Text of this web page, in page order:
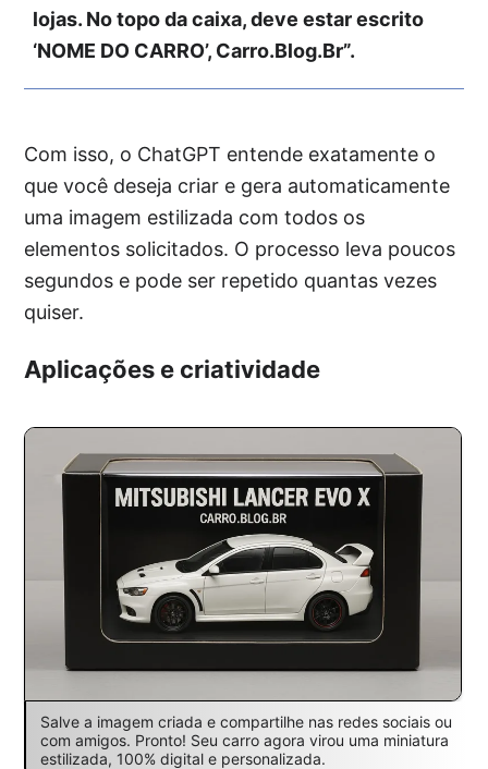
lojas. No topo da caixa, deve estar escrito
‘NOME DO CARRO’, Carro.Blog.Br”.
Com isso, o ChatGPT entende exatamente o
que você deseja criar e gera automaticamente
uma imagem estilizada com todos os
elementos solicitados. O processo leva poucos
segundos e pode ser repetido quantas vezes
quiser.
Aplicações e criatividade
Salve a imagem criada e compartilhe nas redes sociais ou
com amigos. Pronto! Seu carro agora virou uma miniatura
estilizada, 100% digital e personalizada.